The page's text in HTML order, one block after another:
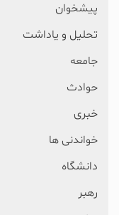
پیشخوان
تحلیل و یاداشت
جامعه
حوادث
خبری
خواندنی ها
دانشگاه
رهبر